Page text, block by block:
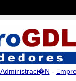
Administraci�n -